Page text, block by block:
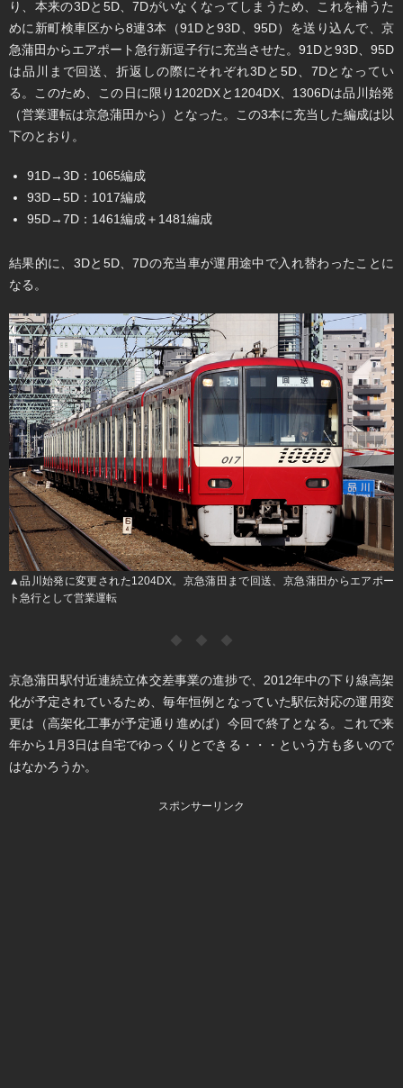
り、本来の3Dと5D、7Dがいなくなってしまうため、これを補うた
めに新町検車区から8連3本（91Dと93D、95D）を送り込んで、京
急蒲田からエアポート急行新逗子行に充当させた。91Dと93D、95D
は品川まで回送、折返しの際にそれぞれ3Dと5D、7Dとなってい
る。このため、この日に限り1202DXと1204DX、1306Dは品川始発
（営業運転は京急蒲田から）となった。この3本に充当した編成は以
下のとおり。
91D→3D：1065編成
93D→5D：1017編成
95D→7D：1461編成＋1481編成
結果的に、3Dと5D、7Dの充当車が運用途中で入れ替わったことに
なる。
▲品川始発に変更された1204DX。京急蒲田まで回送、京急蒲田からエアポー
ト急行として営業運転
◆ ◆ ◆
京急蒲田駅付近連続立体交差事業の進捗で、2012年中の下り線高架
化が予定されているため、毎年恒例となっていた駅伝対応の運用変
更は（高架化工事が予定通り進めば）今回で終了となる。これで来
年から1月3日は自宅でゆっくりとできる・・・という方も多いので
はなかろうか。
スポンサーリンク